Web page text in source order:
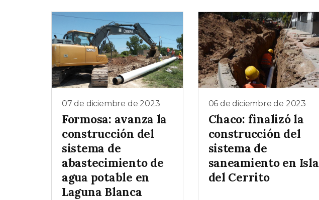
07 de diciembre de 2023
Formosa: avanza la
construcción del
sistema de
abastecimiento de
agua potable en
Laguna Blanca
06 de diciembre de 2023
Chaco: finalizó la
construcción del
sistema de
saneamiento en Isla
del Cerrito